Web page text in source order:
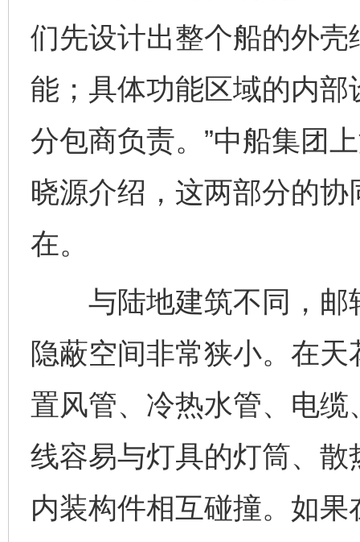
们先设计出整个船的外
能；具体功能区域的内
分包商负责。”中船集团
晓源介绍，这两部分的
在。
与陆地建筑不同，邮
隐蔽空间非常狭小。在
置风管、冷热水管、电
线容易与灯具的灯筒、
内装构件相互碰撞。如